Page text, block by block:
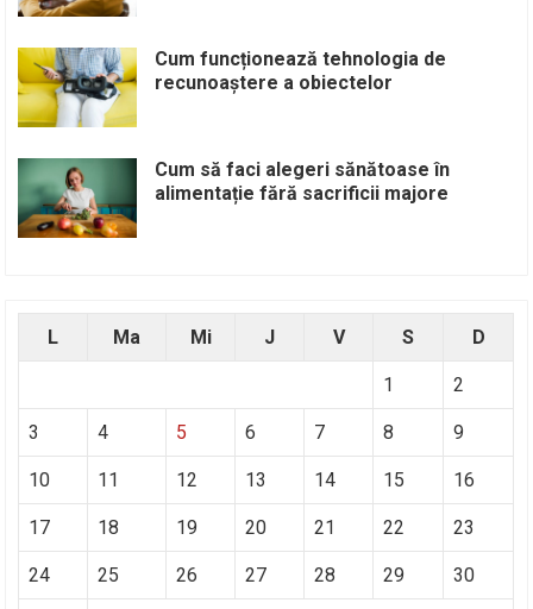
Cum funcționează tehnologia de
recunoaștere a obiectelor
Cum să faci alegeri sănătoase în
alimentație fără sacrificii majore
L Ma Mi J V S D
1 2
3 4 5 6 7 8 9
10 11 12 13 14 15 16
17 18 19 20 21 22 23
24 25 26 27 28 29 30